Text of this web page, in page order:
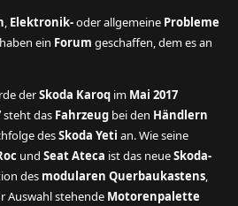
, Elektronik-oder allgemeine Probleme
ein Forum geschaffen, dem es an
derSkoda Karoq im Mai 2017
steht das Fahrzeug bei den Händlern
desSkoda Yeti an. Wie seine
und Seat Ateca ist das neueSkoda-
des modularen Querbaukastens,
Auswahl stehende Motorenpalette